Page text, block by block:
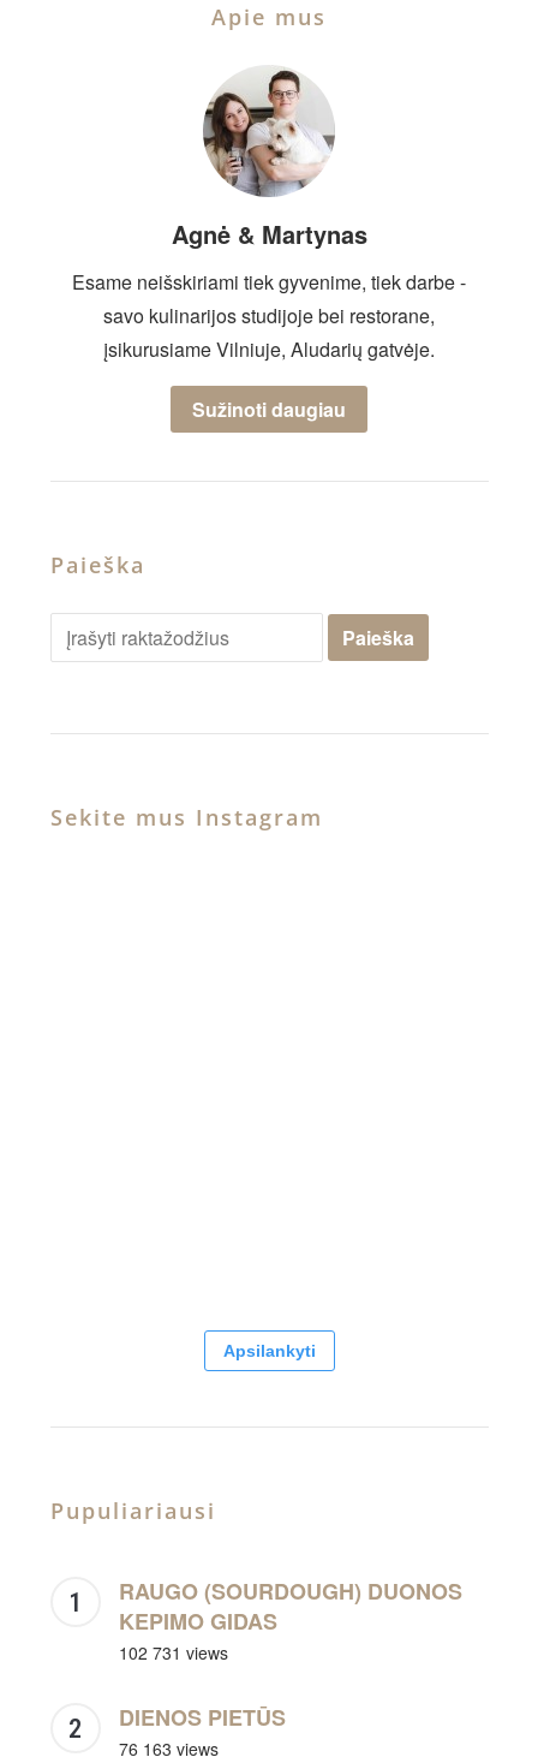
Apie mus
Agnė & Martynas
Esame neišskiriami tiek gyvenime, tiek darbe -
savo kulinarijos studijoje bei restorane,
įsikurusiame Vilniuje, Aludarių gatvėje.
Sužinoti daugiau
Paieška
Sekite mus Instagram
Apsilankyti
Pupuliariausi
RAUGO (SOURDOUGH) DUONOS
KEPIMO GIDAS
102 731 views
DIENOS PIETŪS
76 163 views